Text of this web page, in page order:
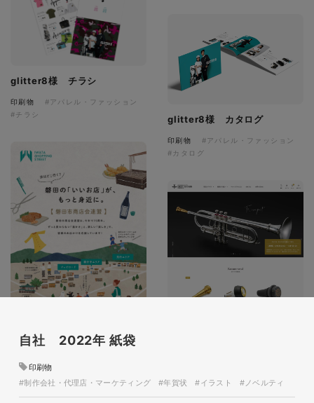
glitter8様 チラシ
印刷物
#アパレル・ファッション
#チラシ
glitter8様 カタログ
印刷物
#アパレル・ファッション
#カタログ
磐田商工会議所様 磐田市商店
会連盟チラシ
印刷物
#公共・行政・団体
#磐田
#チラシ
自社 2022年 紙袋
印刷物
#制作会社・代理店・マーケティング
#年賀状 #イラスト #ノベルティ